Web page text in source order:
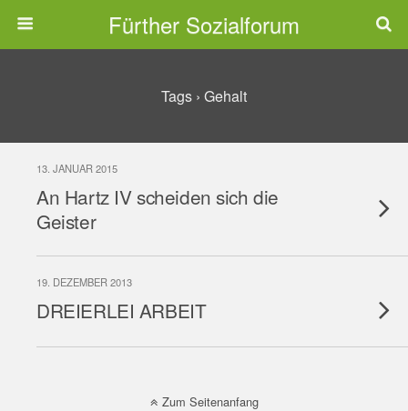
Fürther Sozialforum
Tags › Gehalt
13. JANUAR 2015
An Hartz IV scheiden sich die
Geister
19. DEZEMBER 2013
DREIERLEI ARBEIT
Zum Seitenanfang